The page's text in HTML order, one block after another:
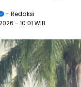
- Redaksi
- 10:01 WIB